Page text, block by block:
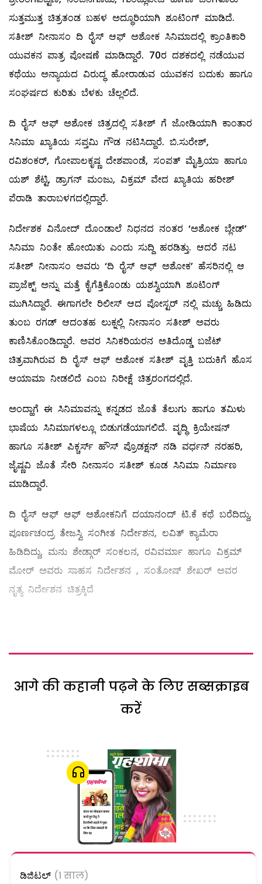
ಸುತ್ತಮುತ್ತ ಚಿತ್ರತಂಡ ಬಹಳ ಅದ್ಧೂರಿಯಾಗಿ ಶೂಟಿಂಗ್ ಮಾಡಿದೆ.
ಸತೀಶ್ ನೀನಾಸಂ ದಿ ರೈಸ್ ಆಫ್ ಅಶೋಕ ಸಿನಿಮಾದಲ್ಲಿ ಕ್ರಾಂತಿಕಾರಿ
ಯುವಕನ ಪಾತ್ರ ಪೋಷಣೆ ಮಾಡಿದ್ದಾರೆ. 70ರ ದಶಕದಲ್ಲಿ ನಡೆಯುವ
ಕಥೆಯು ಅನ್ಯಾಯದ ವಿರುದ್ಧ ಹೋರಾಡುವ ಯುವಕನ ಬದುಕು ಹಾಗೂ
ಸಂಘರ್ಷದ ಕುರಿತು ಬೆಳಕು ಚೆಲ್ಲಲಿದೆ.
ದಿ ರೈಸ್ ಆಫ್ ಅಶೋಕ ಚಿತ್ರದಲ್ಲಿ ಸತೀಶ್ ಗೆ ಜೋಡಿಯಾಗಿ ಕಾಂತಾರ
ಸಿನಿಮಾ ಖ್ಯಾತಿಯ ಸಪ್ತಮಿ ಗೌಡ ನಟಿಸಿದ್ದಾರೆ. ಬಿ.ಸುರೇಶ್,
ರವಿಶಂಕರ್, ಗೋಪಾಲಕೃಷ್ಣ ದೇಶಪಾಂಡೆ, ಸಂಪತ್ ಮೈತ್ರಿಯಾ ಹಾಗೂ
ಯಶ್ ಶೆಟ್ಟಿ, ಡ್ರಾಗನ್ ಮಂಜು, ವಿಕ್ರಮ್ ವೇದ ಖ್ಯಾತಿಯ ಹರೀಶ್
ಪೆರಾಡಿ ತಾರಾಬಳಗದಲ್ಲಿದ್ದಾರೆ.
ನಿರ್ದೇಶಕ ವಿನೋದ್ ದೊಂಡಾಲೆ ನಿಧನದ ನಂತರ ‘ಅಶೋಕ ಬ್ಲೇಡ್’
ಸಿನಿಮಾ ನಿಂತೇ ಹೋಯಿತು ಎಂದು ಸುದ್ದಿ ಹರಡಿತ್ತು. ಆದರೆ ನಟ
ಸತೀಶ್ ನೀನಾಸಂ ಅವರು ‘ದಿ ರೈಸ್ ಆಫ್ ಅಶೋಕ’ ಹೆಸರಿನಲ್ಲಿ ಆ
ಪ್ರಾಜೆಕ್ಟ್ ಅನ್ನು ಮತ್ತೆ ಕೈಗೆತ್ತಿಕೊಂಡು ಯಶಸ್ವಿಯಾಗಿ ಶೂಟಿಂಗ್
ಮುಗಿಸಿದ್ದಾರೆ. ಈಗಾಗಲೇ ರಿಲೀಸ್ ಆದ ಪೋಸ್ಟರ್ ನಲ್ಲಿ ಮಚ್ಚು ಹಿಡಿದು
ತುಂಬ ರಗಡ್ ಆದಂತಹ ಲುಕ್ನಲ್ಲಿ ನೀನಾಸಂ ಸತೀಶ್ ಅವರು
ಕಾಣಿಸಿಕೊಂಡಿದ್ದಾರೆ‌. ಅವರ ಸಿನಿಕರಿಯರನ ಅತಿದೊಡ್ಡ ಬಜೆಟ್
ಚಿತ್ರವಾಗಿರುವ ದಿ ರೈಸ್ ಆಫ್ ಅಶೋಕ ಸತೀಶ್ ವೃತ್ತಿ ಬದುಕಿಗೆ ಹೊಸ
ಆಯಾಮಾ ನೀಡಲಿದೆ ಎಂಬ ನಿರೀಕ್ಷೆ ಚಿತ್ರರಂಗದಲ್ಲಿದೆ.
ಅಂದ್ಹಾಗೆ ಈ ಸಿನಿಮಾವನ್ನು ಕನ್ನಡದ ಜೊತೆ ತೆಲುಗು ಹಾಗೂ ತಮಿಳು
ಭಾಷೆಯ ಸಿನಿಮಾಗಳಲ್ಲೂ ಬಿಡುಗಡೆಯಾಗಲಿದೆ. ವೃದ್ಧಿ ಕ್ರಿಯೇಷನ್
ಹಾಗೂ ಸತೀಶ್ ಪಿಕ್ಚರ್ಸ್ ಹೌಸ್ ಪ್ರೊಡಕ್ಷನ್ ನಡಿ ವರ್ಧನ್ ನರಹರಿ,
ಜೈಷ್ಣವಿ ಜೊತೆ ಸೇರಿ ನೀನಾಸಂ ಸತೀಶ್ ಕೂಡ ಸಿನಿಮಾ ನಿರ್ಮಾಣ
ಮಾಡಿದ್ದಾರೆ.
ದಿ ರೈಸ್ ಆಫ್ ಆಫ್ ಅಶೋಕನಿಗೆ ದಯಾನಂದ್ ಟಿ.ಕೆ ಕಥೆ ಬರೆದಿದ್ದು,
ಪೂರ್ಣಚಂದ್ರ ತೇಜಸ್ವಿ ಸಂಗೀತ ನಿರ್ದೇಶನ, ಲವಿತ್ ಕ್ಯಾಮೆರಾ
ಹಿಡಿದಿದ್ದು, ಮನು ಶೇಡ್ಗಾರ್ ಸಂಕಲನ, ರವಿವರ್ಮಾ ಹಾಗೂ ವಿಕ್ರಮ್
ಮೋರ್ ಅವರು ಸಾಹಸ ನಿರ್ದೇಶನ , ಸಂತೋಷ್ ಶೇಖರ್ ಅವರ
ನೃತ್ಯ ನಿರ್ದೇಶನ ಚಿತ್ರಕ್ಕಿದೆ
आगे की कहानी पढ़ने के लिए सब्सक्राइब
करें
ಡಿಜಿಟಲ್ (1 साल)